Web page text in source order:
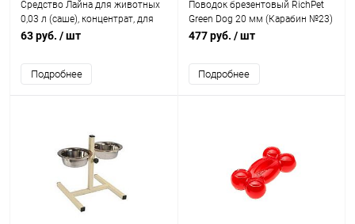
Средство Лайна для животных
0,03 л (саше), концентрат, для
уборки и дезинфекции
63 руб. / шт
Подробнее
Поводок брезентовый RichPet
Green Dog 20 мм (Карабин №23)
Длина 250 см
477 руб. / шт
Подробнее